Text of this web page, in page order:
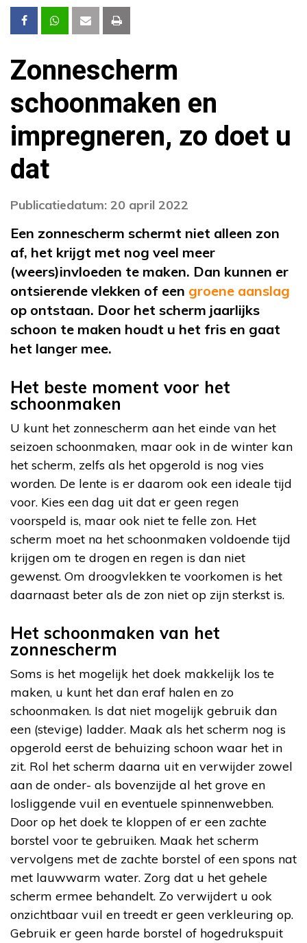
Zonnescherm
schoonmaken en
impregneren, zo doet u
dat
Publicatiedatum: 20 april 2022
Een zonnescherm schermt niet alleen zon
af, het krijgt met nog veel meer
(weers)invloeden te maken. Dan kunnen er
ontsierende vlekken of een groene aanslag
op ontstaan. Door het scherm jaarlijks
schoon te maken houdt u het fris en gaat
het langer mee.
Het beste moment voor het
schoonmaken
U kunt het zonnescherm aan het einde van het
seizoen schoonmaken, maar ook in de winter kan
het scherm, zelfs als het opgerold is nog vies
worden. De lente is er daarom ook een ideale tijd
voor. Kies een dag uit dat er geen regen
voorspeld is, maar ook niet te felle zon. Het
scherm moet na het schoonmaken voldoende tijd
krijgen om te drogen en regen is dan niet
gewenst. Om droogvlekken te voorkomen is het
daarnaast beter als de zon niet op zijn sterkst is.
Het schoonmaken van het
zonnescherm
Soms is het mogelijk het doek makkelijk los te
maken, u kunt het dan eraf halen en zo
schoonmaken. Is dat niet mogelijk gebruik dan
een (stevige) ladder. Maak als het scherm nog is
opgerold eerst de behuizing schoon waar het in
zit. Rol het scherm daarna uit en verwijder zowel
aan de onder- als bovenzijde al het grove en
losliggende vuil en eventuele spinnenwebben.
Door op het doek te kloppen of er een zachte
borstel voor te gebruiken. Maak het scherm
vervolgens met de zachte borstel of een spons nat
met lauwwarm water. Zorg dat u het gehele
scherm ermee behandelt. Zo verwijdert u ook
onzichtbaar vuil en treedt er geen verkleuring op.
Gebruik er geen harde borstel of hogedrukspuit